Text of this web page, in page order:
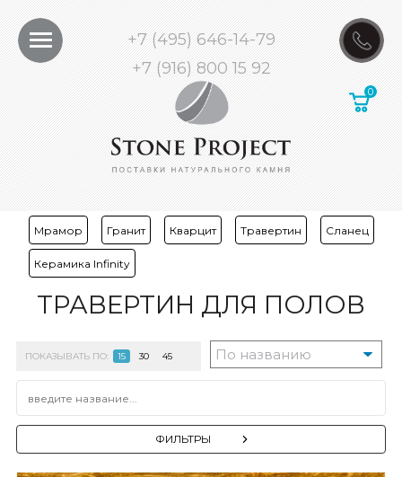
+7 (495) 646-14-79
+7 (916) 800 15 92
Мрамор Гранит Кварцит Травертин Сланец
Керамика Infinity
ТРАВЕРТИН ДЛЯ ПОЛОВ
ПОКАЗЫВАТЬ ПО: 15 30 45
ФИЛЬТРЫ